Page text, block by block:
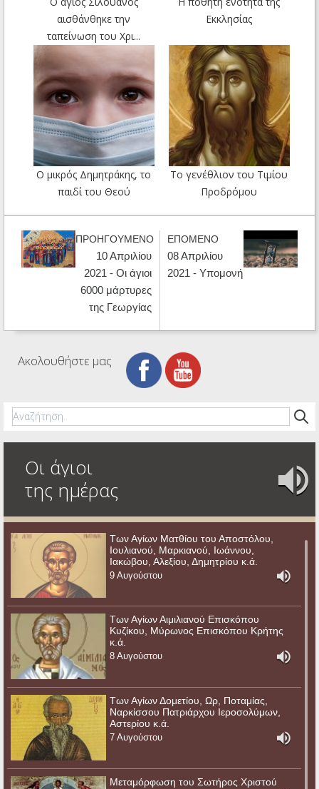
αισθάνθηκε την
ταπείνωση του Χρι...
Εκκλησίας
Ο μικρός Δημητράκης, το
παιδί του Θεού
Το γενέθλιον του Tιμίου
Προδρόμου
ΠΡΟΗΓΟΥΜΕΝΟ
10 Απριλίου
2021 - Οι άγιοι
6000 μάρτυρες
της Γεωργίας
ΕΠΟΜΕΝΟ
08 Απριλίου
2021 - Υπομονή
Ακολουθήστε μας
Οι άγιοι
της ημέρας
Των Αγίων Ματθίου του Αποστόλου,
Ιουλιανού, Μαρκιανού, Ιωάννου,
Ιακώβου, Αλεξίου, Δημητρίου κ.ά.
9 Αυγούστου
Των Αγίων Αιμιλιανού Επισκόπου
Κυζίκου, Μύρωνος Επισκόπου Κρήτης
κ.ά.
8 Αυγούστου
Των Αγίων Δομετίου, Ωρ, Ποταμίας,
Ναρκίσσου Πατριάρχου Ιεροσολύμων,
Αστερίου κ.ά.
7 Αυγούστου
Μεταμόρφωση του Σωτήρος Χριστού